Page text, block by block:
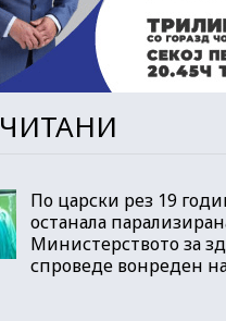
По царски рез 19
останала
Министерството за
спроведе вонреден